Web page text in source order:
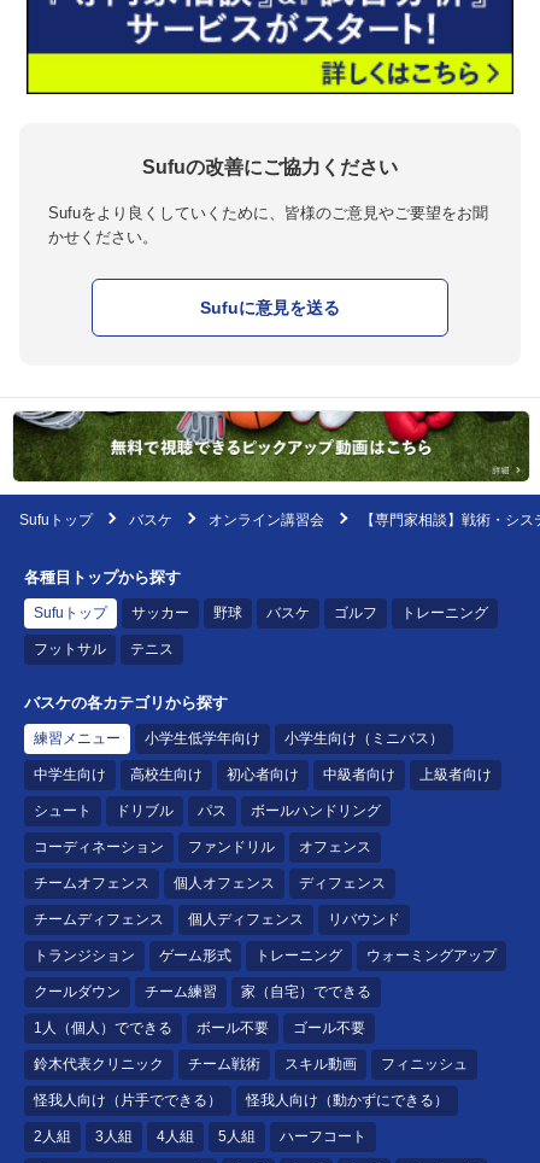
Sufuの改善にご協力ください
Sufuをより良くしていくために、皆様のご意見やご要望をお聞
かせください。
Sufuに意見を送る
Sufuトップ バスケ オンライン講習会 【専門家相談】戦術・シス
各種目トップから探す
Sufuトップ サッカー 野球 バスケ ゴルフ トレーニング
フットサル テニス
バスケの各カテゴリから探す
練習メニュー 小学生低学年向け 小学生向け（ミニバス）
中学生向け 高校生向け 初心者向け 中級者向け 上級者向け
シュート ドリブル パス ボールハンドリング
コーディネーション ファンドリル オフェンス
チームオフェンス 個人オフェンス ディフェンス
チームディフェンス 個人ディフェンス リバウンド
トランジション ゲーム形式 トレーニング ウォーミングアップ
クールダウン チーム練習 家（自宅）でできる
1人（個人）でできる ボール不要 ゴール不要
鈴木代表クリニック チーム戦術 スキル動画 フィニッシュ
怪我人向け（片手でできる） 怪我人向け（動かずにできる）
2人組 3人組 4人組 5人組 ハーフコート